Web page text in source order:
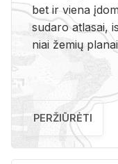
bet ir vie­na
su­da­ro at­la­sai,
niai že­mių
PERŽIŪRĖTI